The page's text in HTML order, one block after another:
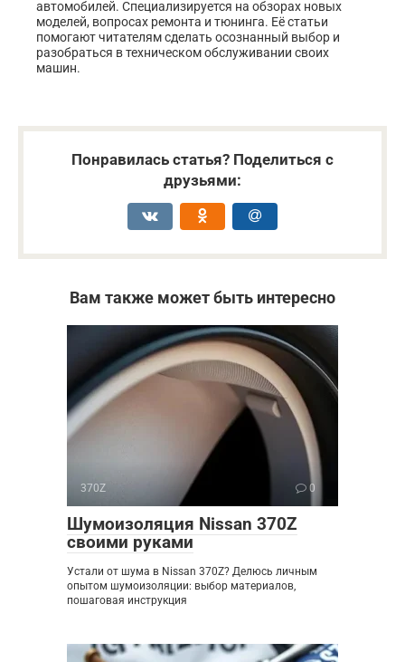
автомобилей. Специализируется на обзорах новых
моделей, вопросах ремонта и тюнинга. Её статьи
помогают читателям сделать осознанный выбор и
разобраться в техническом обслуживании своих
машин.
Понравилась статья? Поделиться с
друзьями:
Вам также может быть интересно
370Z 0
Шумоизоляция Nissan 370Z
своими руками
Устали от шума в Nissan 370Z? Делюсь личным
опытом шумоизоляции: выбор материалов,
пошаговая инструкция